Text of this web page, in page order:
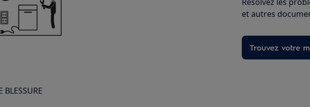
BLESSURE
et autres
Trouvez votre